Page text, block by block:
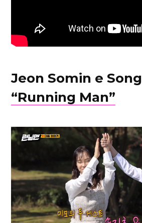
Jeon Somin e
“Running Man”